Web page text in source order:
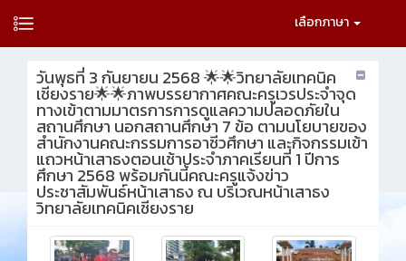
เลือกภาษา
วันพุธที่ 3 กันยายน 2568 🌟🌟วิทยาลัยเทคนิค
เชียงราย🌟🌟ภาพบรรยากาศคณะครูเวรประจำจุด
ทางเข้าตามมาตรการการดูแลความปลอดภัยใน
สถานศึกษา นอกสถานศึกษา 7 ข้อ ตามนโยบายของ
สำนักงานคณะกรรมการอาชีวศึกษา และกิจกรรมเข้า
แถวหน้าเสาธงตอนเช้าประจำภาคเรียนที่ 1 ปีการ
ศึกษา 2568 พร้อมกันนี้คณะครูแจ้งข่าว
ประชาสัมพันธ์หน้าเสาธง ณ บริเวณหน้าเสาธง
วิทยาลัยเทคนิคเชียงราย